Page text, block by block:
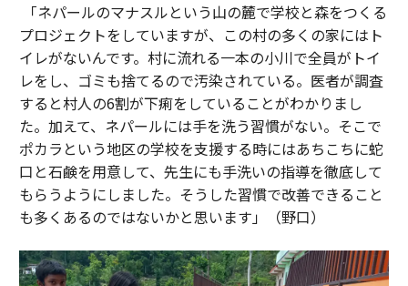
「ネパールのマナスルという山の麓で学校と森をつくる
プロジェクトをしていますが、この村の多くの家にはト
イレがないんです。村に流れる一本の小川で全員がトイ
レをし、ゴミも捨てるので汚染されている。医者が調査
すると村人の6割が下痢をしていることがわかりまし
た。加えて、ネパールには手を洗う習慣がない。そこで
ポカラという地区の学校を支援する時にはあちこちに蛇
口と石鹸を用意して、先生にも手洗いの指導を徹底して
もらうようにしました。そうした習慣で改善できること
も多くあるのではないかと思います」（野口）